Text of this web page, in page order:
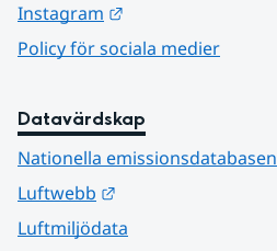
Instagram
Policy för sociala medier
Datavärdskap
Nationella emissionsdatabasen
Luftwebb
Luftmiljödata